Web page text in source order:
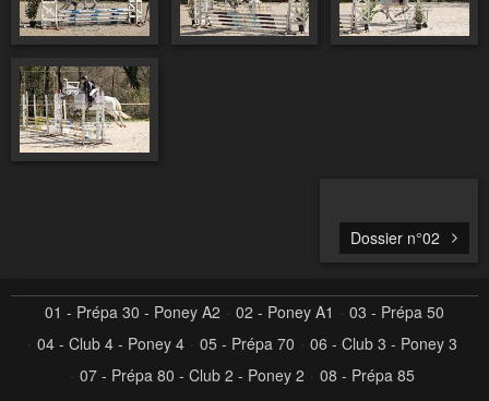
Ajouter au panier
Dossier n°02
01 - Prépa 30 - Poney A2 02 - Poney A1
03 - Prépa 50
04 - Club 4 - Poney 4
05 - Prépa 70
06 - Club 3 - Poney 3
07 - Prépa 80 - Club 2 - Poney 2
08 - Prépa 85